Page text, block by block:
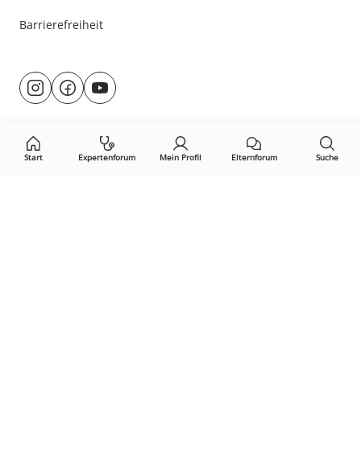
Start Expertenforum Mein Profil Elternforum Suche
Barrierefreiheit
Besuche
uns@rund.ums.baby
facebook.com/rundumsbaby.de
youtube.com/@rundumsbaby_